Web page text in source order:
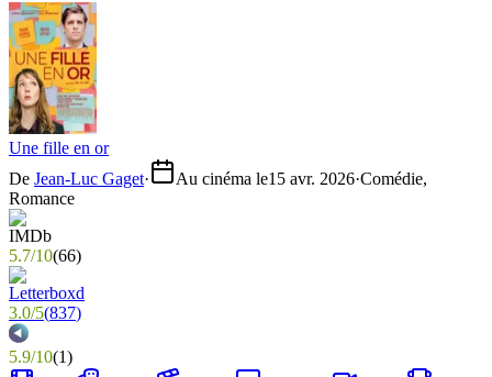
Une fille en or
De Jean-Luc Gaget· Au cinéma le15 avr. 2026·Comédie,
Romance
5.7/10(66)
3.0/5(837)
5.9/10(1)